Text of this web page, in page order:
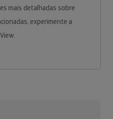
mais detalhadas sobre
experimente a